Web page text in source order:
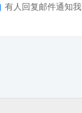
有人回复邮件通知我